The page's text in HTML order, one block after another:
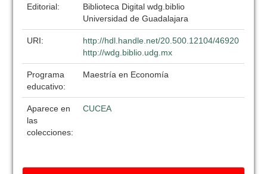
Editorial:
Biblioteca Digital wdg.biblio
Universidad de Guadalajara
URI:
http://hdl.handle.net/20.500.12104/46920
http://wdg.biblio.udg.mx
Programa
educativo:
Maestría en Economía
Aparece en
las
colecciones:
CUCEA